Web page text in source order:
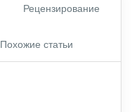
Рецензирование
Похожие статьи